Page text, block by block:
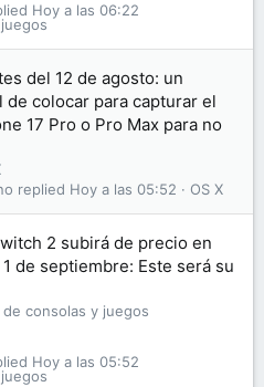
Hoy a las 06:22
del 12 de agosto: un
de colocar para capturar el
17 Pro o Pro Max para no
OS X
Hoy a las 05:52
2 subirá de precio en
de septiembre: Este será su
de consolas y juegos
Hoy a las 05:52